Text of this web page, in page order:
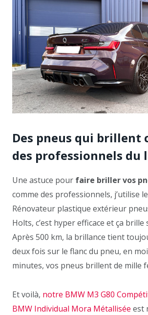
Des pneus qui brillent
des professionnels du
Une astuce pour faire briller vos
comme des professionnels, j’utilise
Rénovateur plastique extérieur
Holts, c’est hyper efficace et ça brille
Après 500 km, la brillance tient
deux fois sur le flanc du pneu, en
minutes, vos pneus brillent de mille
Et voilà, notre BMW M3 G80
BMW Individual Mora Métallisée est